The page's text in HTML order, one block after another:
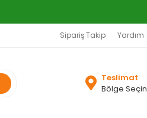
Sipariş Takip Yardım
Teslimat
Bölge Seçin